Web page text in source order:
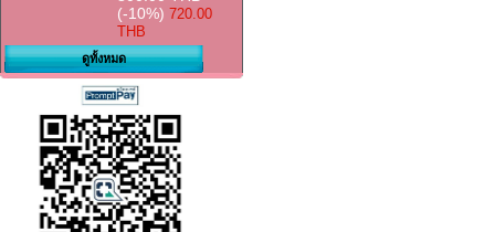
(-10%) 720.00
THB
ดูทั้งหมด